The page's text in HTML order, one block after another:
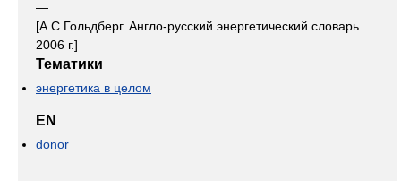
—
[А.С.Гольдберг. Англо-русский энергетический словарь.
2006 г.]
Тематики
энергетика в целом
EN
donor